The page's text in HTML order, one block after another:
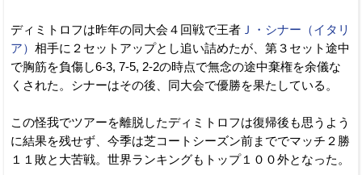
ディミトロフは昨年の同大会４回戦で王者 Ｊ・シナー（イタリ
ア） 相手に２セットアップとし追い詰めたが、第３セット途中
で胸筋を負傷し6-3, 7-5, 2-2の時点で無念の途中棄権を余儀な
くされた。シナーはその後、同大会で優勝を果たしている。
この怪我でツアーを離脱したディミトロフは復帰後も思うよう
に結果を残せず、今季は芝コートシーズン前まででマッチ２勝
１１敗と大苦戦。世界ランキングもトップ１００外となった。